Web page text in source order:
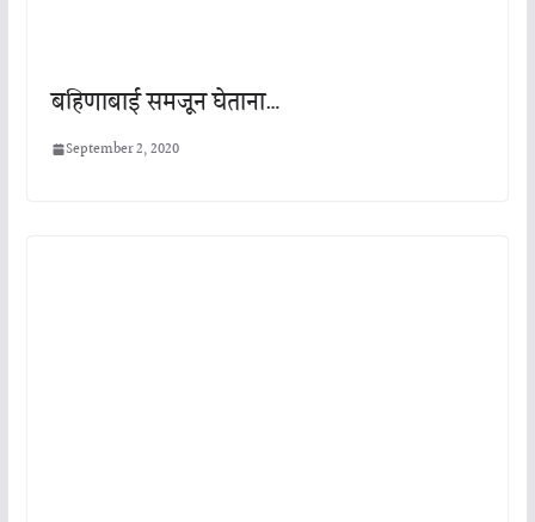
बहिणाबाई समजून घेताना…
September 2, 2020